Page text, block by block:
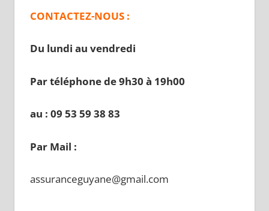
CONTACTEZ-NOUS :
Du lundi au vendredi
Par téléphone de 9h30 à 19h00
au : 09 53 59 38 83
Par Mail :
assuranceguyane@gmail.com